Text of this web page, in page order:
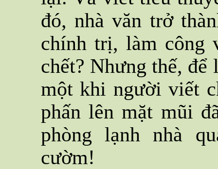
đó, nhà văn trở
chính trị, làm công
chết? Nhưng thế,
một khi người viết
phấn lên mặt mũi
phòng lạnh nhà
cườm!